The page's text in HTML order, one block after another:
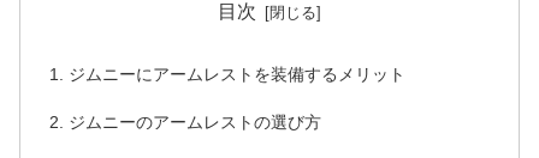
目次
ジムニーにアームレストを装備するメリット
ジムニーのアームレストの選び方